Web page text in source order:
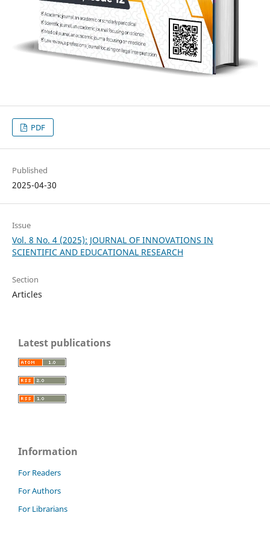
PDF
Published
2025-04-30
Issue
Vol. 8 No. 4 (2025): JOURNAL OF INNOVATIONS IN
SCIENTIFIC AND EDUCATIONAL RESEARCH
Section
Articles
Latest publications
Information
For Readers
For Authors
For Librarians